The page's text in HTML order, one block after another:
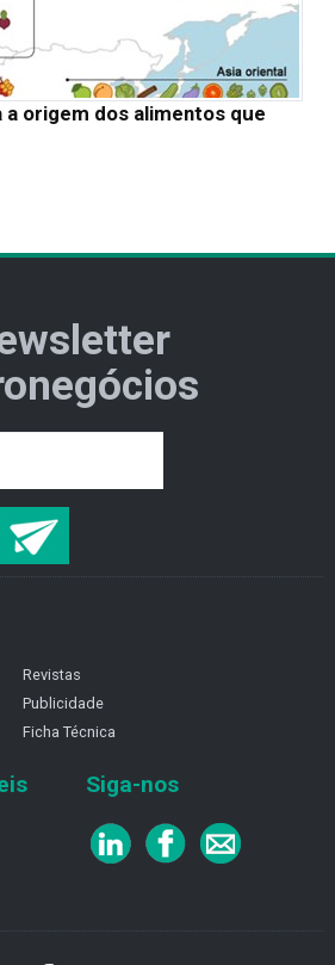
a origem dos alimentos que
Revistas
Publicidade
Ficha Técnica
Siga-nos